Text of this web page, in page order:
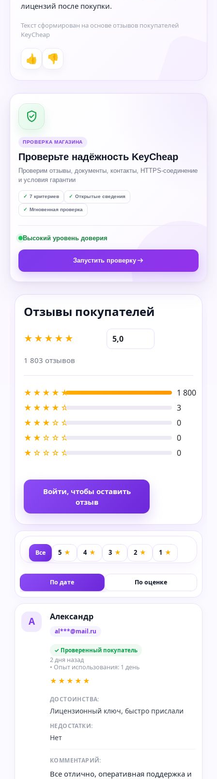
лицензий после покупки.
Текст сформирован на основе отзывов покупателей
KeyCheap
👍 👎
ПРОВЕРКА МАГАЗИНА
Проверьте надёжность KeyCheap
Проверим отзывы, документы, контакты, HTTPS-соединение
и условия гарантии
7 критериев Открытые сведения
Мгновенная проверка
Высокий уровень доверия
Запустить проверку
★★★★★ 5,0
1 803 отзывов
★★★★★
1 800
★★★★☆
3
★★★☆☆
0
★★☆☆☆
0
★☆☆☆☆
0
Войти, чтобы оставить
отзыв
Все
По дате По оценке
А Александр
al***@mail.ru
✓ Проверенный покупатель
2 дня назад
• Опыт использования: 1 день
★★★★★
ДОСТОИНСТВА:
Лицензионный ключ, быстро прислали
НЕДОСТАТКИ:
Нет
КОММЕНТАРИЙ:
Все отлично, оперативная поддержка и